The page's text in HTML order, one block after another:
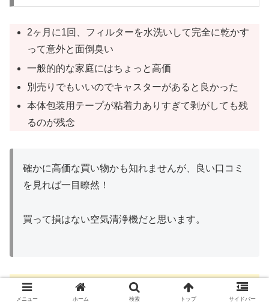
2ヶ月に1回、フィルターを水洗いして完全に乾かす
って意外と面倒臭い
一般的的な家庭にはちょっと高価
別売りでもいいのでキャスターがあると良かった
本体包装用テープが粘着力ありすぎて剥がしても残
るのが残念
確かに高価な買い物かも知れませんが、良い口コミ
を見れば一目瞭然！
買って損はない空気清浄機だと思います。
（Airdog公式はこちら）
メニュー ホーム 検索 トップ サイドバー